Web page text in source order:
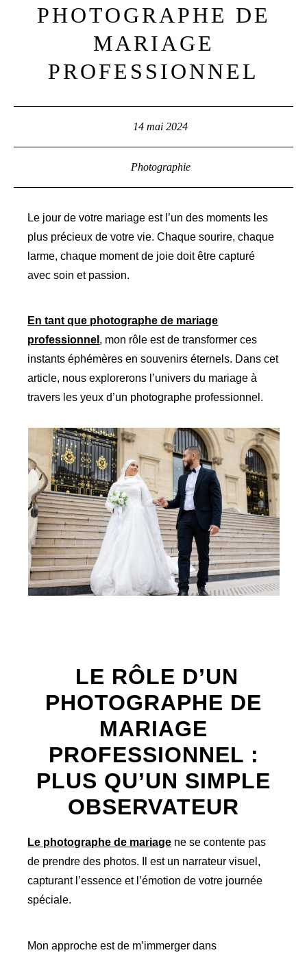
PHOTOGRAPHE DE
MARIAGE
PROFESSIONNEL
14 mai 2024
Photographie
Le jour de votre mariage est l’un des moments les
plus précieux de votre vie. Chaque sourire, chaque
larme, chaque moment de joie doit être capturé
avec soin et passion.
En tant que photographe de mariage
professionnel , mon rôle est de transformer ces
instants éphémères en souvenirs éternels. Dans cet
article, nous explorerons l’univers du mariage à
travers les yeux d’un photographe professionnel.
LE RÔLE D’UN
PHOTOGRAPHE DE
MARIAGE
PROFESSIONNEL :
PLUS QU’UN SIMPLE
OBSERVATEUR
Le photographe de mariage ne se contente pas
de prendre des photos. Il est un narrateur visuel,
capturant l’essence et l’émotion de votre journée
spéciale.
Mon approche est de m’immerger dans